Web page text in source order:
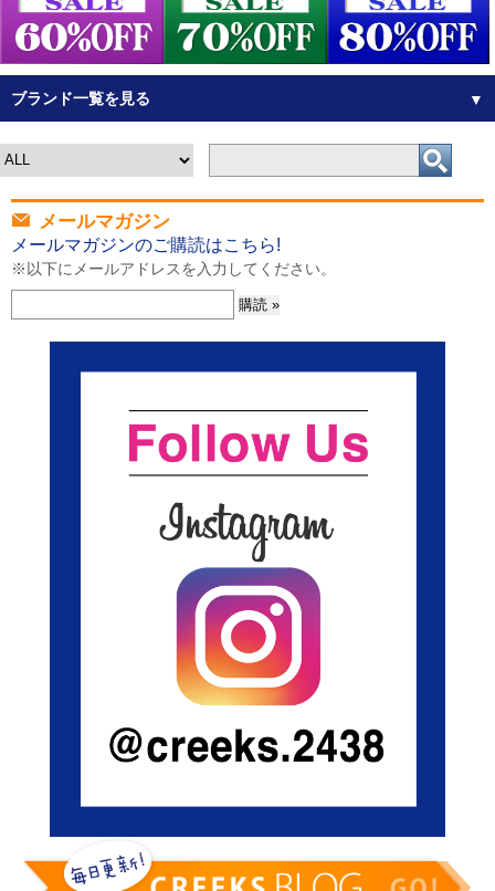
ブランド一覧を見る ▼
メールマガジン
メールマガジンのご購読はこちら!
※以下にメールアドレスを入力してください。